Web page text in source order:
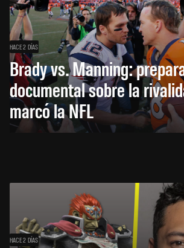
HACE 2 DÍAS
Brady vs. Manning:
documental sobre la
marcó la NFL
HACE 2 DÍAS